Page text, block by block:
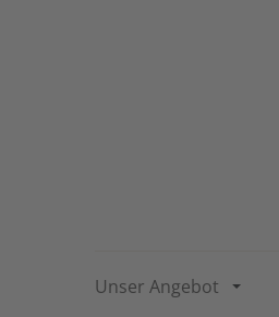
Unser Angebot